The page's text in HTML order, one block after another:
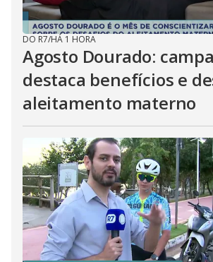
DO R7/HÁ 1 HORA
Agosto Dourado:
destaca benefícios e
aleitamento materno